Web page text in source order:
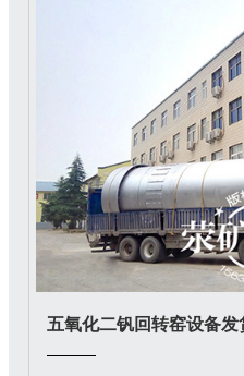
五氧化二钒回转窑设备